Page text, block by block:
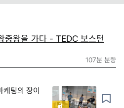
중왕을 가다 - TEDC 보스턴
107분 분량
팅의 장이